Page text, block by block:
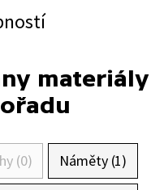
materiály
(0) Náměty (1)